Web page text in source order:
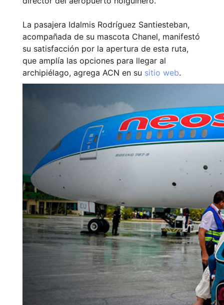
La pasajera Idalmis Rodríguez Santiesteban,
acompañada de su mascota Chanel, manifestó
su satisfacción por la apertura de esta ruta,
que amplía las opciones para llegar al
archipiélago, agrega ACN en su sitio web.